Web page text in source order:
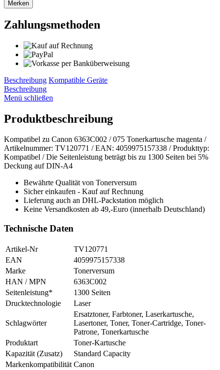
Merken
Zahlungsmethoden
Beschreibung Kompatible Geräte
Beschreibung
Menü schließen
Produktbeschreibung
Kompatibel zu Canon 6363C002 / 075 Tonerkartusche magenta /
Artikelnummer: TV120771 / EAN: 4059975157338 / Produkttyp:
Kompatibel / Die Seitenleistung beträgt bis zu 1300 Seiten bei 5%
Deckung auf DIN-A4
Bewährte Qualität von Tonerversum
Sicher einkaufen - Kauf auf Rechnung
Lieferung auch an DHL-Packstation möglich
Keine Versandkosten ab 49,-Euro (innerhalb Deutschland)
Technische Daten
Artikel-Nr
TV120771
EAN
4059975157338
Marke
Tonerversum
HAN / MPN
6363C002
Seitenleistung*
1300 Seiten
Drucktechnologie
Laser
Schlagwörter
Ersatztoner, Farbtoner, Laserkartusche,
Lasertoner, Toner, Toner-Cartridge, Toner-
Patrone, Tonerkartusche
Produktart
Toner-Kartusche
Kapazität (Zusatz)
Standard Capacity
Markenkompatibilität Canon